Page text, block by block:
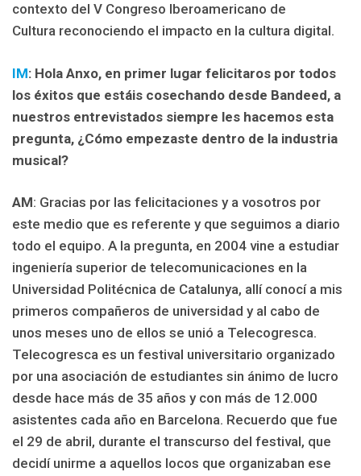
contexto del V Congreso Iberoamericano de
Cultura reconociendo el impacto en la cultura digital.
IM: Hola Anxo, en primer lugar felicitaros por todos
los éxitos que estáis cosechando desde Bandeed, a
nuestros entrevistados siempre les hacemos esta
pregunta, ¿Cómo empezaste dentro de la industria
musical?
AM: Gracias por las felicitaciones y a vosotros por
este medio que es referente y que seguimos a diario
todo el equipo. A la pregunta, en 2004 vine a estudiar
ingeniería superior de telecomunicaciones en la
Universidad Politécnica de Catalunya, allí conocí a mis
primeros compañeros de universidad y al cabo de
unos meses uno de ellos se unió a Telecogresca.
Telecogresca es un festival universitario organizado
por una asociación de estudiantes sin ánimo de lucro
desde hace más de 35 años y con más de 12.000
asistentes cada año en Barcelona. Recuerdo que fue
el 29 de abril, durante el transcurso del festival, que
decidí unirme a aquellos locos que organizaban ese